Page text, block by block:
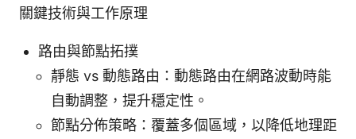
關鍵技術與工作原理
路由與節點拓撲
靜態 vs 動態路由：動態路由在網路波動時能
自動調整，提升穩定性。
節點分佈策略：覆蓋多個區域，以降低地理距